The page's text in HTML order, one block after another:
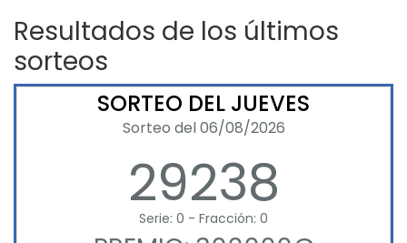
Resultados de los últimos
sorteos
SORTEO DEL JUEVES
Sorteo del 06/08/2026
29238
Serie: 0 - Fracción: 0